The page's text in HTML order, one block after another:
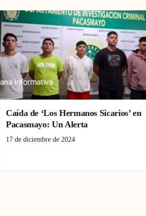
Caída de ‘Los Hermanos Sicarios’ en
Pacasmayo: Un Alerta
17 de diciembre de 2024